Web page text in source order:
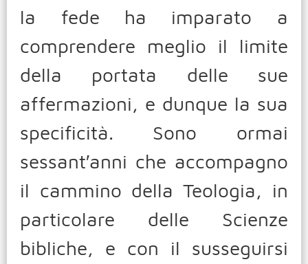
la fede ha imparato a
comprendere meglio il limite
della portata delle sue
affermazioni, e dunque la sua
specificità. Sono ormai
sessant′anni che accompagno
il cammino della Teologia, in
particolare delle Scienze
bibliche, e con il susseguirsi